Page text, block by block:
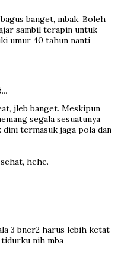
banget, mbak. Boleh
sambil terapin untuk
umur 40 tahun nanti
jleb banget. Meskipun
segala sesuatunya
dini termasuk jaga pola dan
hehe.
3 bner2 harus lebih ketat
nih mba